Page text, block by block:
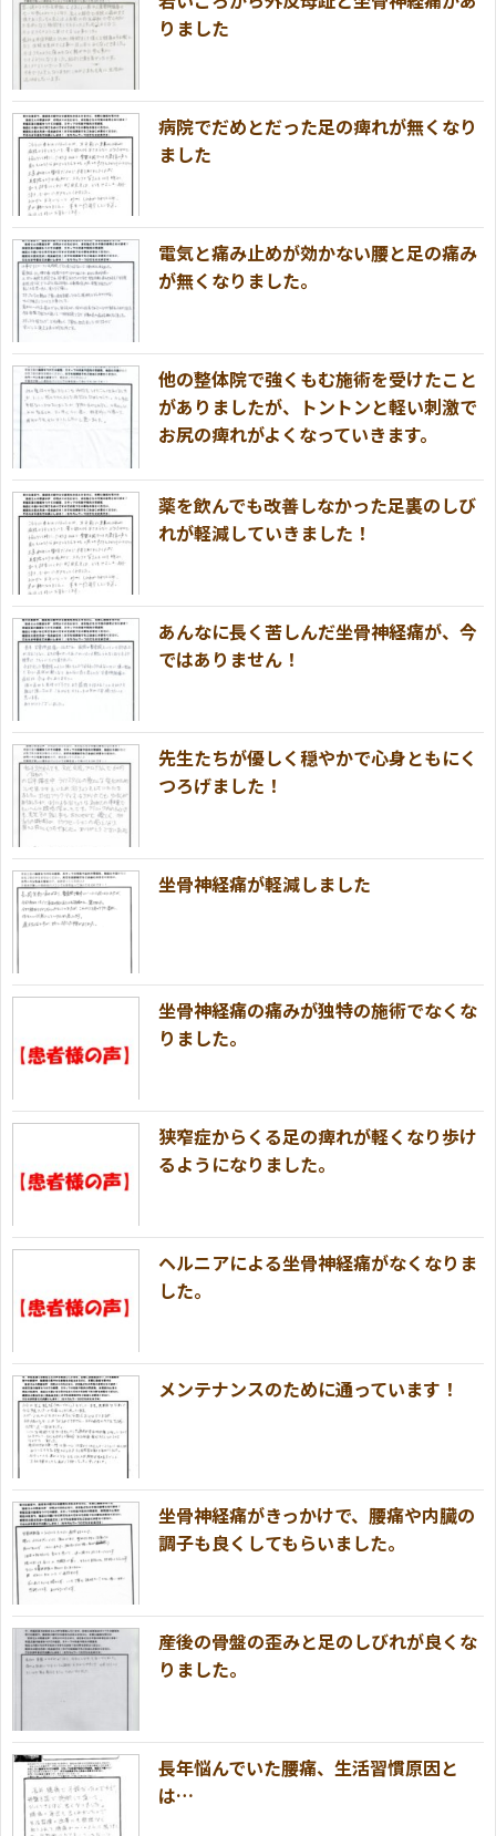
りました
病院でだめとだった足の痺れが無くなり
ました
電気と痛み止めが効かない腰と足の痛み
が無くなりました。
他の整体院で強くもむ施術を受けたこと
がありましたが、トントンと軽い刺激で
お尻の痺れがよくなっていきます。
薬を飲んでも改善しなかった足裏のしび
れが軽減していきました！
あんなに長く苦しんだ坐骨神経痛が、今
ではありません！
先生たちが優しく穏やかで心身ともにく
つろげました！
坐骨神経痛が軽減しました
坐骨神経痛の痛みが独特の施術でなくな
りました。
狭窄症からくる足の痺れが軽くなり歩け
るようになりました。
ヘルニアによる坐骨神経痛がなくなりま
した。
メンテナンスのために通っています！
坐骨神経痛がきっかけで、腰痛や内臓の
調子も良くしてもらいました。
産後の骨盤の歪みと足のしびれが良くな
りました。
長年悩んでいた腰痛、生活習慣原因と
は…